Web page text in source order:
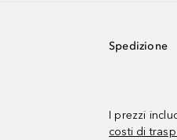
Spedizione
I prezzi
costi di